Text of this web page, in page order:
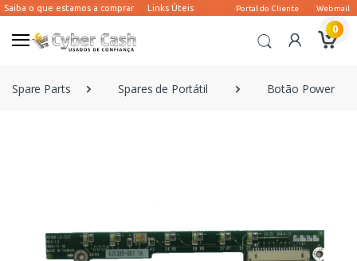
0
Spare Parts Spares de Portátil Botão Power